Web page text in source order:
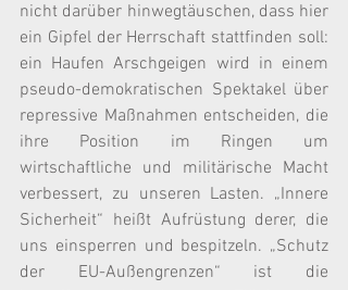
nicht darüber hinwegtäuschen, dass hier
ein Gipfel der Herrschaft stattfinden soll:
ein Haufen Arschgeigen wird in einem
pseudo-demokratischen Spektakel über
repressive Maßnahmen entscheiden, die
ihre Position im Ringen um
wirtschaftliche und militärische Macht
verbessert, zu unseren Lasten. „Innere
Sicherheit“ heißt Aufrüstung derer, die
uns einsperren und bespitzeln. „Schutz
der EU-Außengrenzen“ ist die